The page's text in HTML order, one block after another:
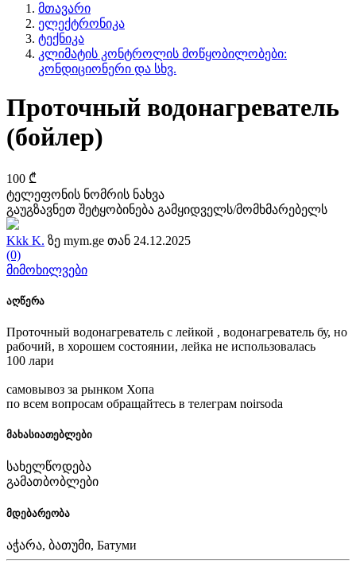
მთავარი
ელექტრონიკა
ტექნიკა
კლიმატის კონტროლის მოწყობილობები:
კონდიციონერი და სხვ.
Проточный водонагреватель
(бойлер)
100 ₾
ტელეფონის ნომრის ნახვა
გაუგზავნეთ შეტყობინება გამყიდველს/მომხმარებელს
Kkk K. ზე mym.ge თან 24.12.2025
(0)
მიმოხილვები
აღწერა
Проточный водонагреватель с лейкой , водонагреватель бу, но
рабочий, в хорошем состоянии, лейка не использовалась
100 лари
самовывоз за рынком Хопа
по всем вопросам обращайтесь в телеграм noirsoda
მახასიათებლები
სახელწოდება
გამათბობლები
მდებარეობა
აჭარა, ბათუმი, Батуми